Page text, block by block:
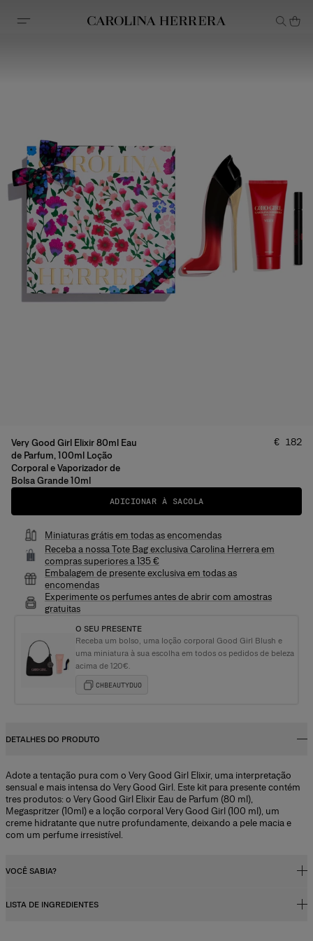
Declaração de acessibilidade
Very Good Girl Elixir 80ml Eau
de Parfum, 100ml Loção
Corporal e Vaporizador de
Bolsa Grande 10ml
Preço:
€ 182
ADICIONAR À SACOLA
Miniaturas grátis em todas as encomendas
Receba a nossa Tote Bag exclusiva Carolina Herrera em
compras superiores a 135 €
Embalagem de presente exclusiva em todas as
encomendas
Experimente os perfumes antes de abrir com amostras
gratuitas
O SEU PRESENTE
Receba um bolso, uma loção corporal Good Girl Blush e
uma miniatura à sua escolha em todos os pedidos de beleza
acima de 120€.
CHBEAUTYDUO
DETALHES DO PRODUTO
Adote a tentação pura com o Very Good Girl Elixir, uma interpretação
sensual e mais intensa do Very Good Girl. Este kit para presente contém
tres produtos: o Very Good Girl Elixir Eau de Parfum (80 ml),
Megaspritzer (10ml) e a loção corporal Very Good Girl (100 ml), um
creme hidratante que nutre profundamente, deixando a pele macia e
com um perfume irresistível.
VOCÊ SABIA?
Concentração da fragrância
LISTA DE INGREDIENTES